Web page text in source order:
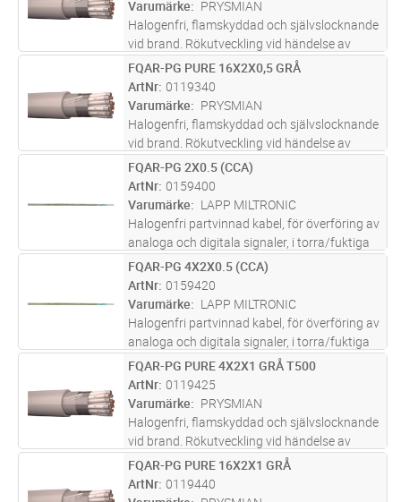
Varumärke
PRYSMIAN
Halogenfri, flamskyddad och självslocknande
vid brand. Rökutveckling vid händelse av
brand är liten, genomsynlig (underlättar
utrymning) och ej skadlig för elektronisk
utrustning. Partvinnade (2x2x0,
M Lägg i kundvagn
FQAR-PG PURE 16X2X0,5 GRÅ
ArtNr 0119340
Varumärke
PRYSMIAN
Halogenfri, flamskyddad och självslocknande
vid brand. Rökutveckling vid händelse av
brand är liten, genomsynlig (underlättar
utrymning) och ej skadlig för elektronisk
utrustning. Partvinnade (2x2x0,
M Lägg i kundvagn
FQAR-PG 2X0.5 (CCA)
ArtNr 0159400
Varumärke
LAPP MILTRONIC
Halogenfri partvinnad kabel, för överföring av
analoga och digitala signaler, i torra/fuktiga
lokaler i exempelvis processindustrin. Vid
eventuell brand har kabeln låg rökutveckling
vilket underlätt...läs mer
M Lägg i kundvagn
FQAR-PG 4X2X0.5 (CCA)
ArtNr 0159420
Varumärke
LAPP MILTRONIC
Halogenfri partvinnad kabel, för överföring av
analoga och digitala signaler, i torra/fuktiga
lokaler i exempelvis processindustrin. Vid
eventuell brand har kabeln låg rökutveckling
vilket underlätt...läs mer
M Lägg i kundvagn
FQAR-PG PURE 4X2X1 GRÅ T500
ArtNr 0119425
Varumärke
PRYSMIAN
Halogenfri, flamskyddad och självslocknande
vid brand. Rökutveckling vid händelse av
brand är liten, genomsynlig (underlättar
utrymning) och ej skadlig för elektronisk
utrustning. Partvinnade (2x2x0,
M Lägg i kundvagn
FQAR-PG PURE 16X2X1 GRÅ
ArtNr 0119440